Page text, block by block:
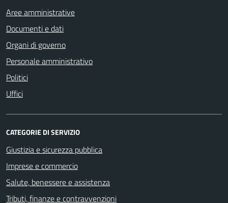
Aree amministrative
Documenti e dati
Organi di governo
Personale amministrativo
Politici
Uffici
CATEGORIE DI SERVIZIO
Giustizia e sicurezza pubblica
Imprese e commercio
Salute, benessere e assistenza
Tributi, finanze e contravvenzioni